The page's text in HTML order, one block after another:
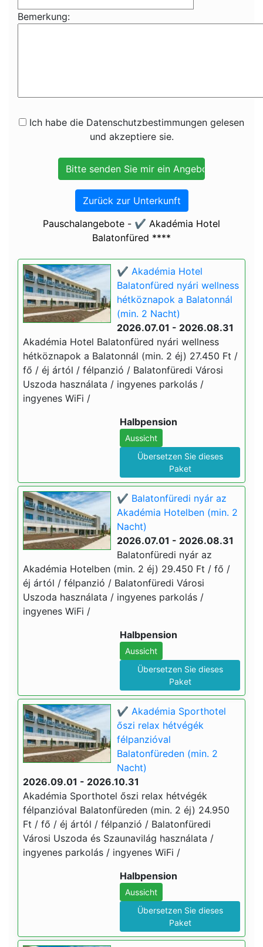
Bemerkung:
Ich habe die Datenschutzbestimmungen gelesen
und akzeptiere sie.
Zurück zur Unterkunft
Pauschalangebote - ✔️ Akadémia Hotel
Balatonfüred ****
✔️ Akadémia Hotel
Balatonfüred nyári wellness
hétköznapok a Balatonnál
(min. 2 Nacht)
2026.07.01 - 2026.08.31
Akadémia Hotel Balatonfüred nyári wellness
hétköznapok a Balatonnál (min. 2 éj) 27.450 Ft /
fő / éj ártól / félpanzió / Balatonfüredi Városi
Uszoda használata / ingyenes parkolás /
ingyenes WiFi /
Halbpension
Aussicht
Übersetzen Sie dieses
Paket
✔️ Balatonfüredi nyár az
Akadémia Hotelben (min. 2
Nacht)
2026.07.01 - 2026.08.31
Balatonfüredi nyár az
Akadémia Hotelben (min. 2 éj) 29.450 Ft / fő /
éj ártól / félpanzió / Balatonfüredi Városi
Uszoda használata / ingyenes parkolás /
ingyenes WiFi /
Halbpension
Aussicht
Übersetzen Sie dieses
Paket
✔️ Akadémia Sporthotel
őszi relax hétvégék
félpanzióval
Balatonfüreden (min. 2
Nacht)
2026.09.01 - 2026.10.31
Akadémia Sporthotel őszi relax hétvégék
félpanzióval Balatonfüreden (min. 2 éj) 24.950
Ft / fő / éj ártól / félpanzió / Balatonfüredi
Városi Uszoda és Szaunavilág használata /
ingyenes parkolás / ingyenes WiFi /
Halbpension
Aussicht
Übersetzen Sie dieses
Paket